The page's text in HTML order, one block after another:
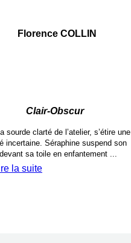
Florence COLLIN
Clair-Obscur
sourde clarté de l’atelier, s’étire une
incertaine. Séraphine suspend son
sa toile en enfantement ...
la suite